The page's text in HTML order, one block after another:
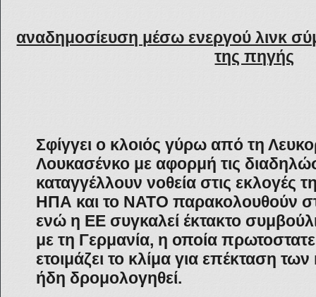
αναδημοσίευση μέσω ενεργού λινκ
της πηγής
Σφίγγει ο κλοιός γύρω από τη
Λουκασένκο με αφορμή τις
καταγγέλλουν νοθεία στις εκλογές
ΗΠΑ και το ΝΑΤΟ παρακολουθούν
ενώ η ΕΕ συγκαλεί έκτακτο
με τη Γερμανία, η οποία
ετοιμάζει το κλίμα για επέκταση
ήδη δρομολογηθεί.